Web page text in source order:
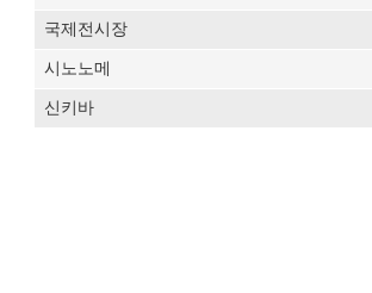
국제전시장
시노노메
신키바